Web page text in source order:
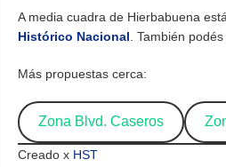
A media cuadra de Hierbabuena
Histórico Nacional . También
Más propuestas cerca:
Zona Blvd. Caseros
Creado x HST